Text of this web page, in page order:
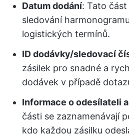
Datum dodání: Tato
sledování
logistických termínů.
ID dodávky/sledovací
zásilek pro snadné a
dodávek v případě
Informace o odesílateli
části se zaznamenávají
kdo každou zásilku